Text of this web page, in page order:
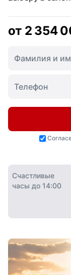
от 2 354
Счастливые
часы до 14:00